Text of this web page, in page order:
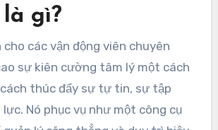
gì?
cho các vận động viên chuyên
sự kiên cường tâm lý một cách
thúc đẩy sự tự tin, sự tập
Nó phục vụ như một công cụ